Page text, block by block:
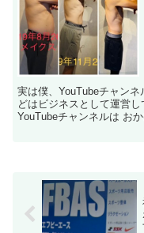
実は僕、YouTubeチャン
どはビジネスとして運営
YouTubeチャンネルは お